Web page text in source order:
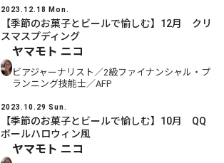
2023.12.18 Mon.
【季節のお菓子とビールで愉しむ】12月 クリ
スマスプディング
ヤマモト ニコ
ビアジャーナリスト／2級ファイナンシャル・プ
ランニング技能士／AFP
2023.10.29 Sun.
【季節のお菓子とビールで愉しむ】10月 QQ
ボールハロウィン風
ヤマモト ニコ